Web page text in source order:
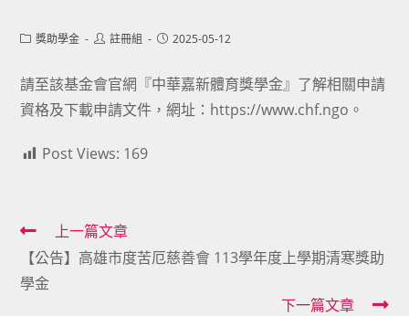
Post獎助學金
Post註冊組
Post2025-05-12
請至該基金會官網『中華嘉新體育獎學金』了解相關申請
資格及下載申請文件，網址：https://www.chf.ngo。
Post Views: 169
Read
more
articles
上一篇文章
【公告】高雄市度苦厄慈善會 113學年度上學期清寒獎助
學金
下一篇文章